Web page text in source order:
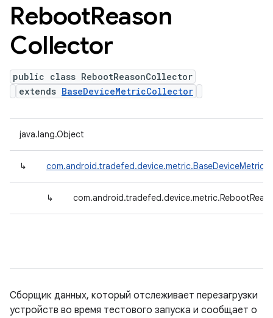
RebootReason
Collector
public class RebootReasonCollector
extends BaseDeviceMetricCollector
java.lang.Object
↳
↳
Сборщик данных, который отслеживает перезагрузки
устройств во время тестового запуска и сообщает о